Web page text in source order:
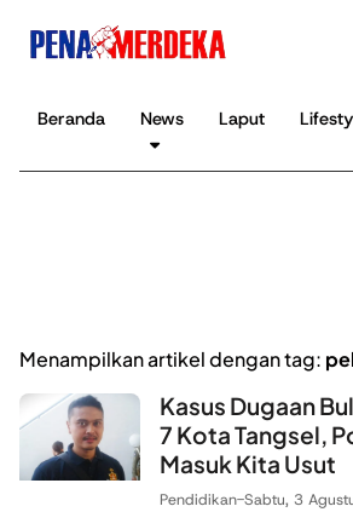
Beranda News Laput
Menampilkan artikel dengan tag:
Kasus Dugaan
7 Kota Tangsel,
Masuk Kita Usut
Pendidikan-Sabtu, 3